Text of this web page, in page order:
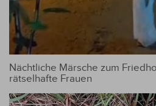
Nächtliche Märsche zum
rätselhafte Frauen